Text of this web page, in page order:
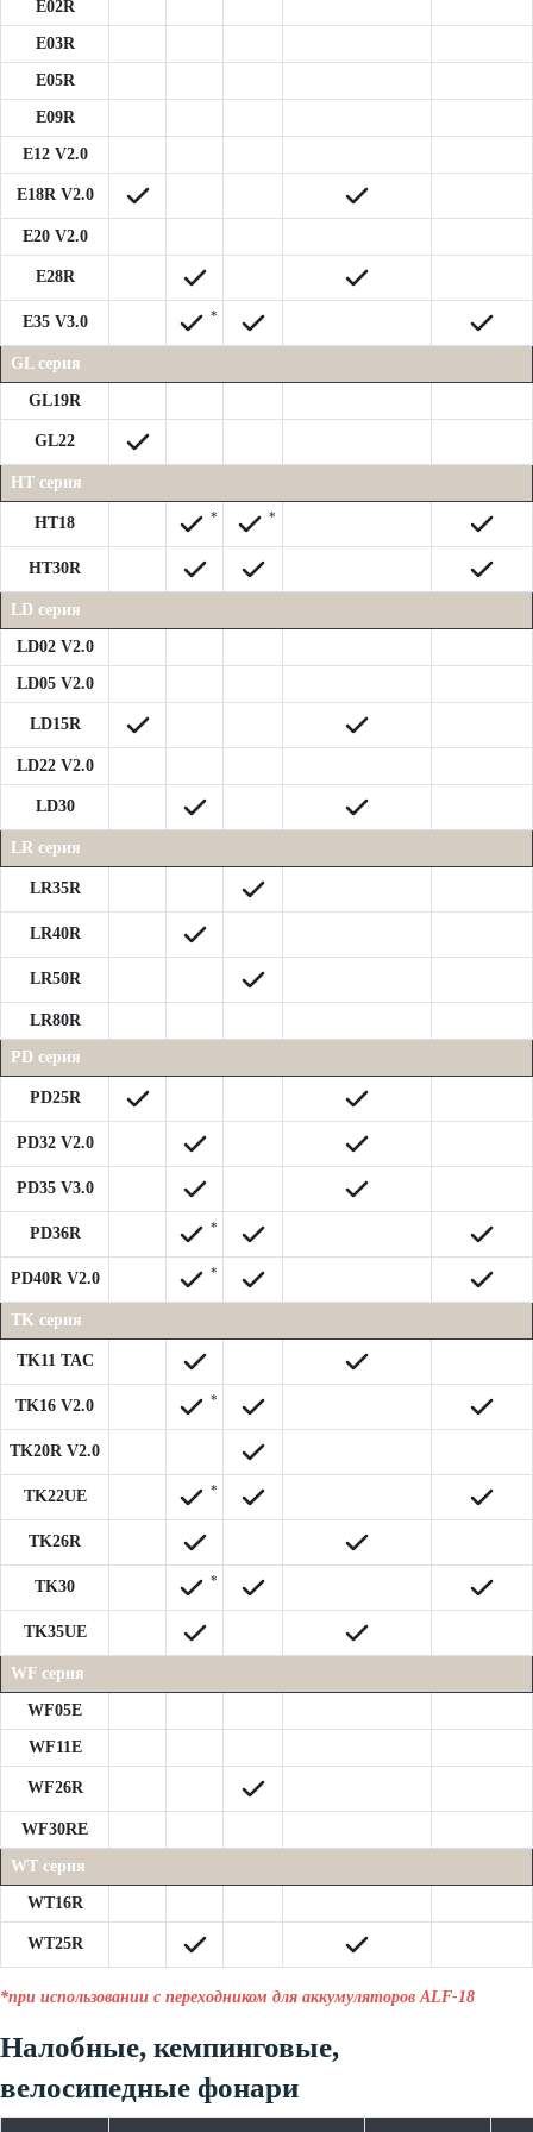
E02R
E03R
E05R
E09R
E12 V2.0
E18R V2.0
E20 V2.0
E28R
E35 V3.0 *
GL серия
GL19R
GL22
HT серия
HT18 * *
HT30R
LD серия
LD02 V2.0
LD05 V2.0
LD15R
LD22 V2.0
LD30
LR серия
LR35R
LR40R
LR50R
LR80R
PD серия
PD25R
PD32 V2.0
PD35 V3.0
PD36R *
PD40R V2.0 *
TK серия
TK11 TAC
TK16 V2.0 *
TK20R V2.0
TK22UE *
TK26R
TK30 *
TK35UE
WF серия
WF05E
WF11E
WF26R
WF30RE
WT серия
WT16R
WT25R
*при использовании с переходником для аккумуляторов ALF-18
Налобные, кемпинговые,
велосипедные фонари